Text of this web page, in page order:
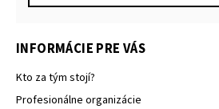
INFORMÁCIE PRE VÁS
Kto za tým stojí?
Profesionálne organizácie